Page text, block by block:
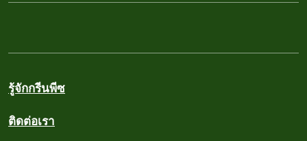
รู้จักกรีนพีซ
ติดต่อเรา